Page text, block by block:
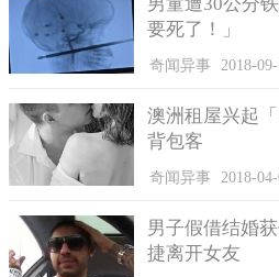
要死了！」
奇闻异事 2018-
澳洲租屋兴起
背包客
奇闻异事 2018-
男子假借结婚
捷离开女友